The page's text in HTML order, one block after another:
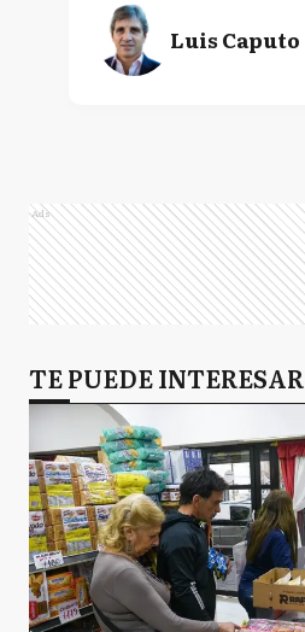
Luis Caputo
Ads
TE PUEDE INTERESAR